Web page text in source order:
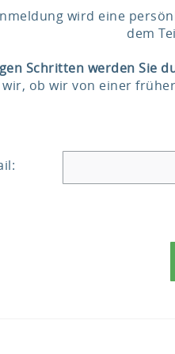
wird eine
dem
Schritten werden Sie
wir, ob wir von einer